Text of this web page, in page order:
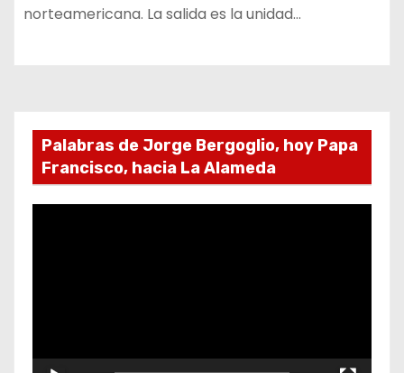
norteamericana. La salida es la unidad…
Palabras de Jorge Bergoglio, hoy Papa
Francisco, hacia La Alameda